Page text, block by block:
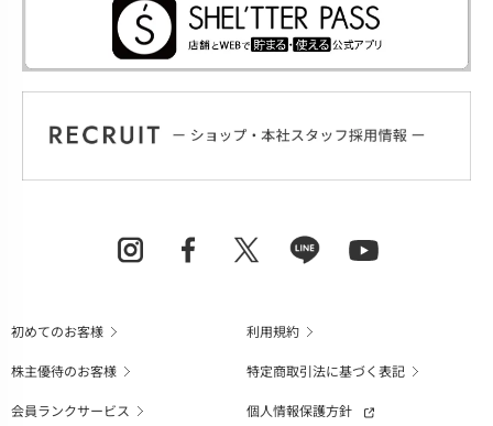
初めてのお客様
利用規約
株主優待のお客様
特定商取引法に基づく表記
会員ランクサービス
個人情報保護方針